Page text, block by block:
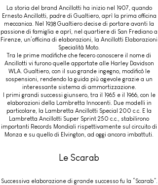
La storia del brand Ancillotti ha inizio nel 1907, quando
Ernesto Ancillotti, padre di Gualtiero, aprì la prima officina
meccanica. Nel 1938 Gualtiero decise di portare avanti la
passione di famiglia e aprì, nel quartiere di San Frediano a
Firenze, un’officina di elaborazioni, la Ancillotti Elaborazioni
Specialità Moto.
Tra le prime modifiche che fecero conoscere il nome di
Ancillotti vi furono quelle apportate alle Harley Davidson
WLA. Gualtiero, con il suo grande ingegno, modificò le
sospensioni, rendendo la guida più agevole grazie a un
interessante sistema di ammortizzazione.
I primi grandi successi giunsero, tra il 1965 e il 1966, con le
elaborazioni della Lambretta Innocenti. Due modelli in
particolare, la Lambretta Ancillotti Special 200 c.c. E la
Lambretta Ancillotti Super Sprint 250 c.c., stabilirono
importanti Records Mondiali rispettivamente sul circuito di
Monza e su quello di Elvington, ad oggi ancora imbattuti.
Le Scarab
Successiva elaborazione di grande successo fu la “Scarab”.